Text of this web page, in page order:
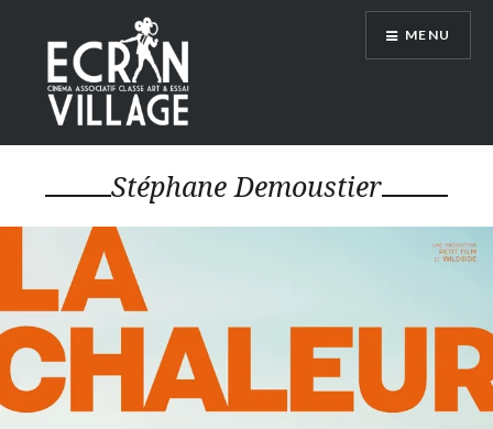
contenu
principal
ÉCRAN VILLAGE
MENU
Stéphane Demoustier